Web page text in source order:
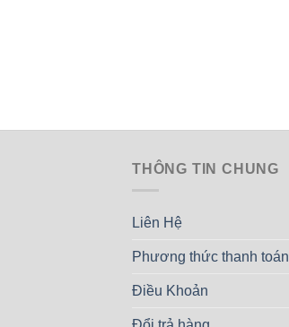
THÔNG TIN CHUNG
Liên Hệ
Phương thức thanh toán
Điều Khoản